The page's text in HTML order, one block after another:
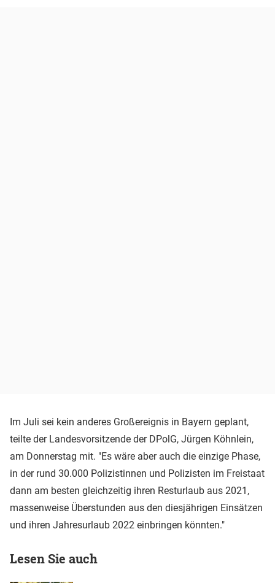
Im Juli sei kein anderes Großereignis in Bayern geplant,
teilte der Landesvorsitzende der DPolG, Jürgen Köhnlein,
am Donnerstag mit. "Es wäre aber auch die einzige Phase,
in der rund 30.000 Polizistinnen und Polizisten im Freistaat
dann am besten gleichzeitig ihren Resturlaub aus 2021,
massenweise Überstunden aus den diesjährigen Einsätzen
und ihren Jahresurlaub 2022 einbringen könnten."
Lesen Sie auch